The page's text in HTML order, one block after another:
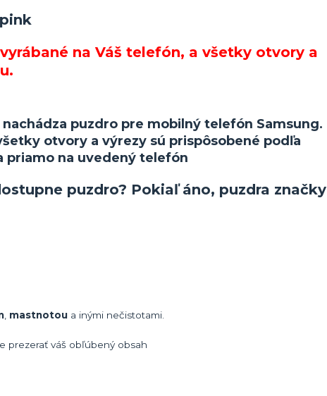
na Váš telefón, a všetky otvory a
puzdro pre mobilný telefón Samsung.
otvory a výrezy sú prispôsobené podľa
priamo na uvedený telefón
puzdro? Pokiaľ áno, puzdra značky
mastnotou a inými nečistotami.
prezerať váš obľúbený obsah